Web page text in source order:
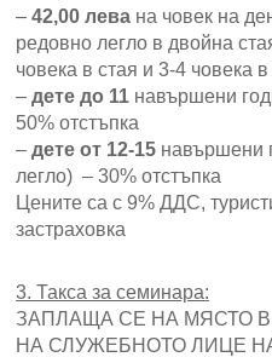
– 42,00 лева на човек на
редовно легло в двойна
човека в стая и 3-4 човека
– дете до 11 навършени
50% отстъпка
– дете от 12-15 навършени
легло) – 30% отстъпка
Цените са с 9% ДДС,
застраховка
3. Такса за семинара:
ЗАПЛАЩА СЕ НА МЯСТО
НА СЛУЖЕБНОТО ЛИЦЕ